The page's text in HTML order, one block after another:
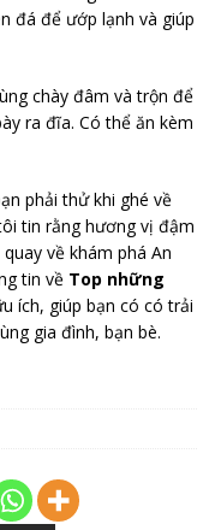
đá để ướp lạnh và giúp
chày đâm và trộn để
ra đĩa. Có thể ăn kèm
phải thử khi ghé về
tin rằng hương vị đậm
về khám phá An
tin về Top những
ích, giúp bạn có có trải
gia đình, bạn bè.